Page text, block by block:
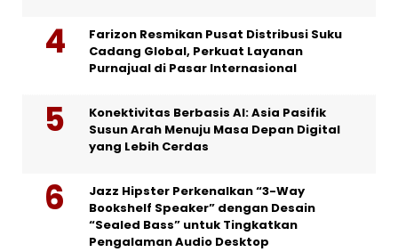
Farizon Resmikan Pusat Distribusi Suku
Cadang Global, Perkuat Layanan
Purnajual di Pasar Internasional
Konektivitas Berbasis AI: Asia Pasifik
Susun Arah Menuju Masa Depan Digital
yang Lebih Cerdas
Jazz Hipster Perkenalkan “3-Way
Bookshelf Speaker” dengan Desain
“Sealed Bass” untuk Tingkatkan
Pengalaman Audio Desktop